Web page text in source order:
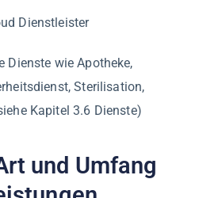
Dienstleister
Dienste wie Apotheke,
Sterilisation,
Kapitel 3.6 Dienste)
Umfang